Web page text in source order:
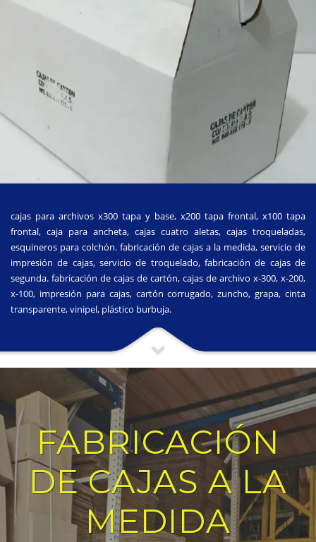
cajas para archivos x300 tapa y base, x200 tapa frontal, x100 tapa
frontal, caja para ancheta, cajas cuatro aletas, cajas troqueladas,
esquineros para colchón. fabricación de cajas a la medida, servicio de
impresión de cajas, servicio de troquelado, fabricación de cajas de
segunda. fabricación de cajas de cartón, cajas de archivo x-300, x-200,
x-100, impresión para cajas, cartón corrugado, zuncho, grapa, cinta
transparente, vinipel, plástico burbuja.
FABRICACIÓN
DE CAJAS A LA
MEDIDA